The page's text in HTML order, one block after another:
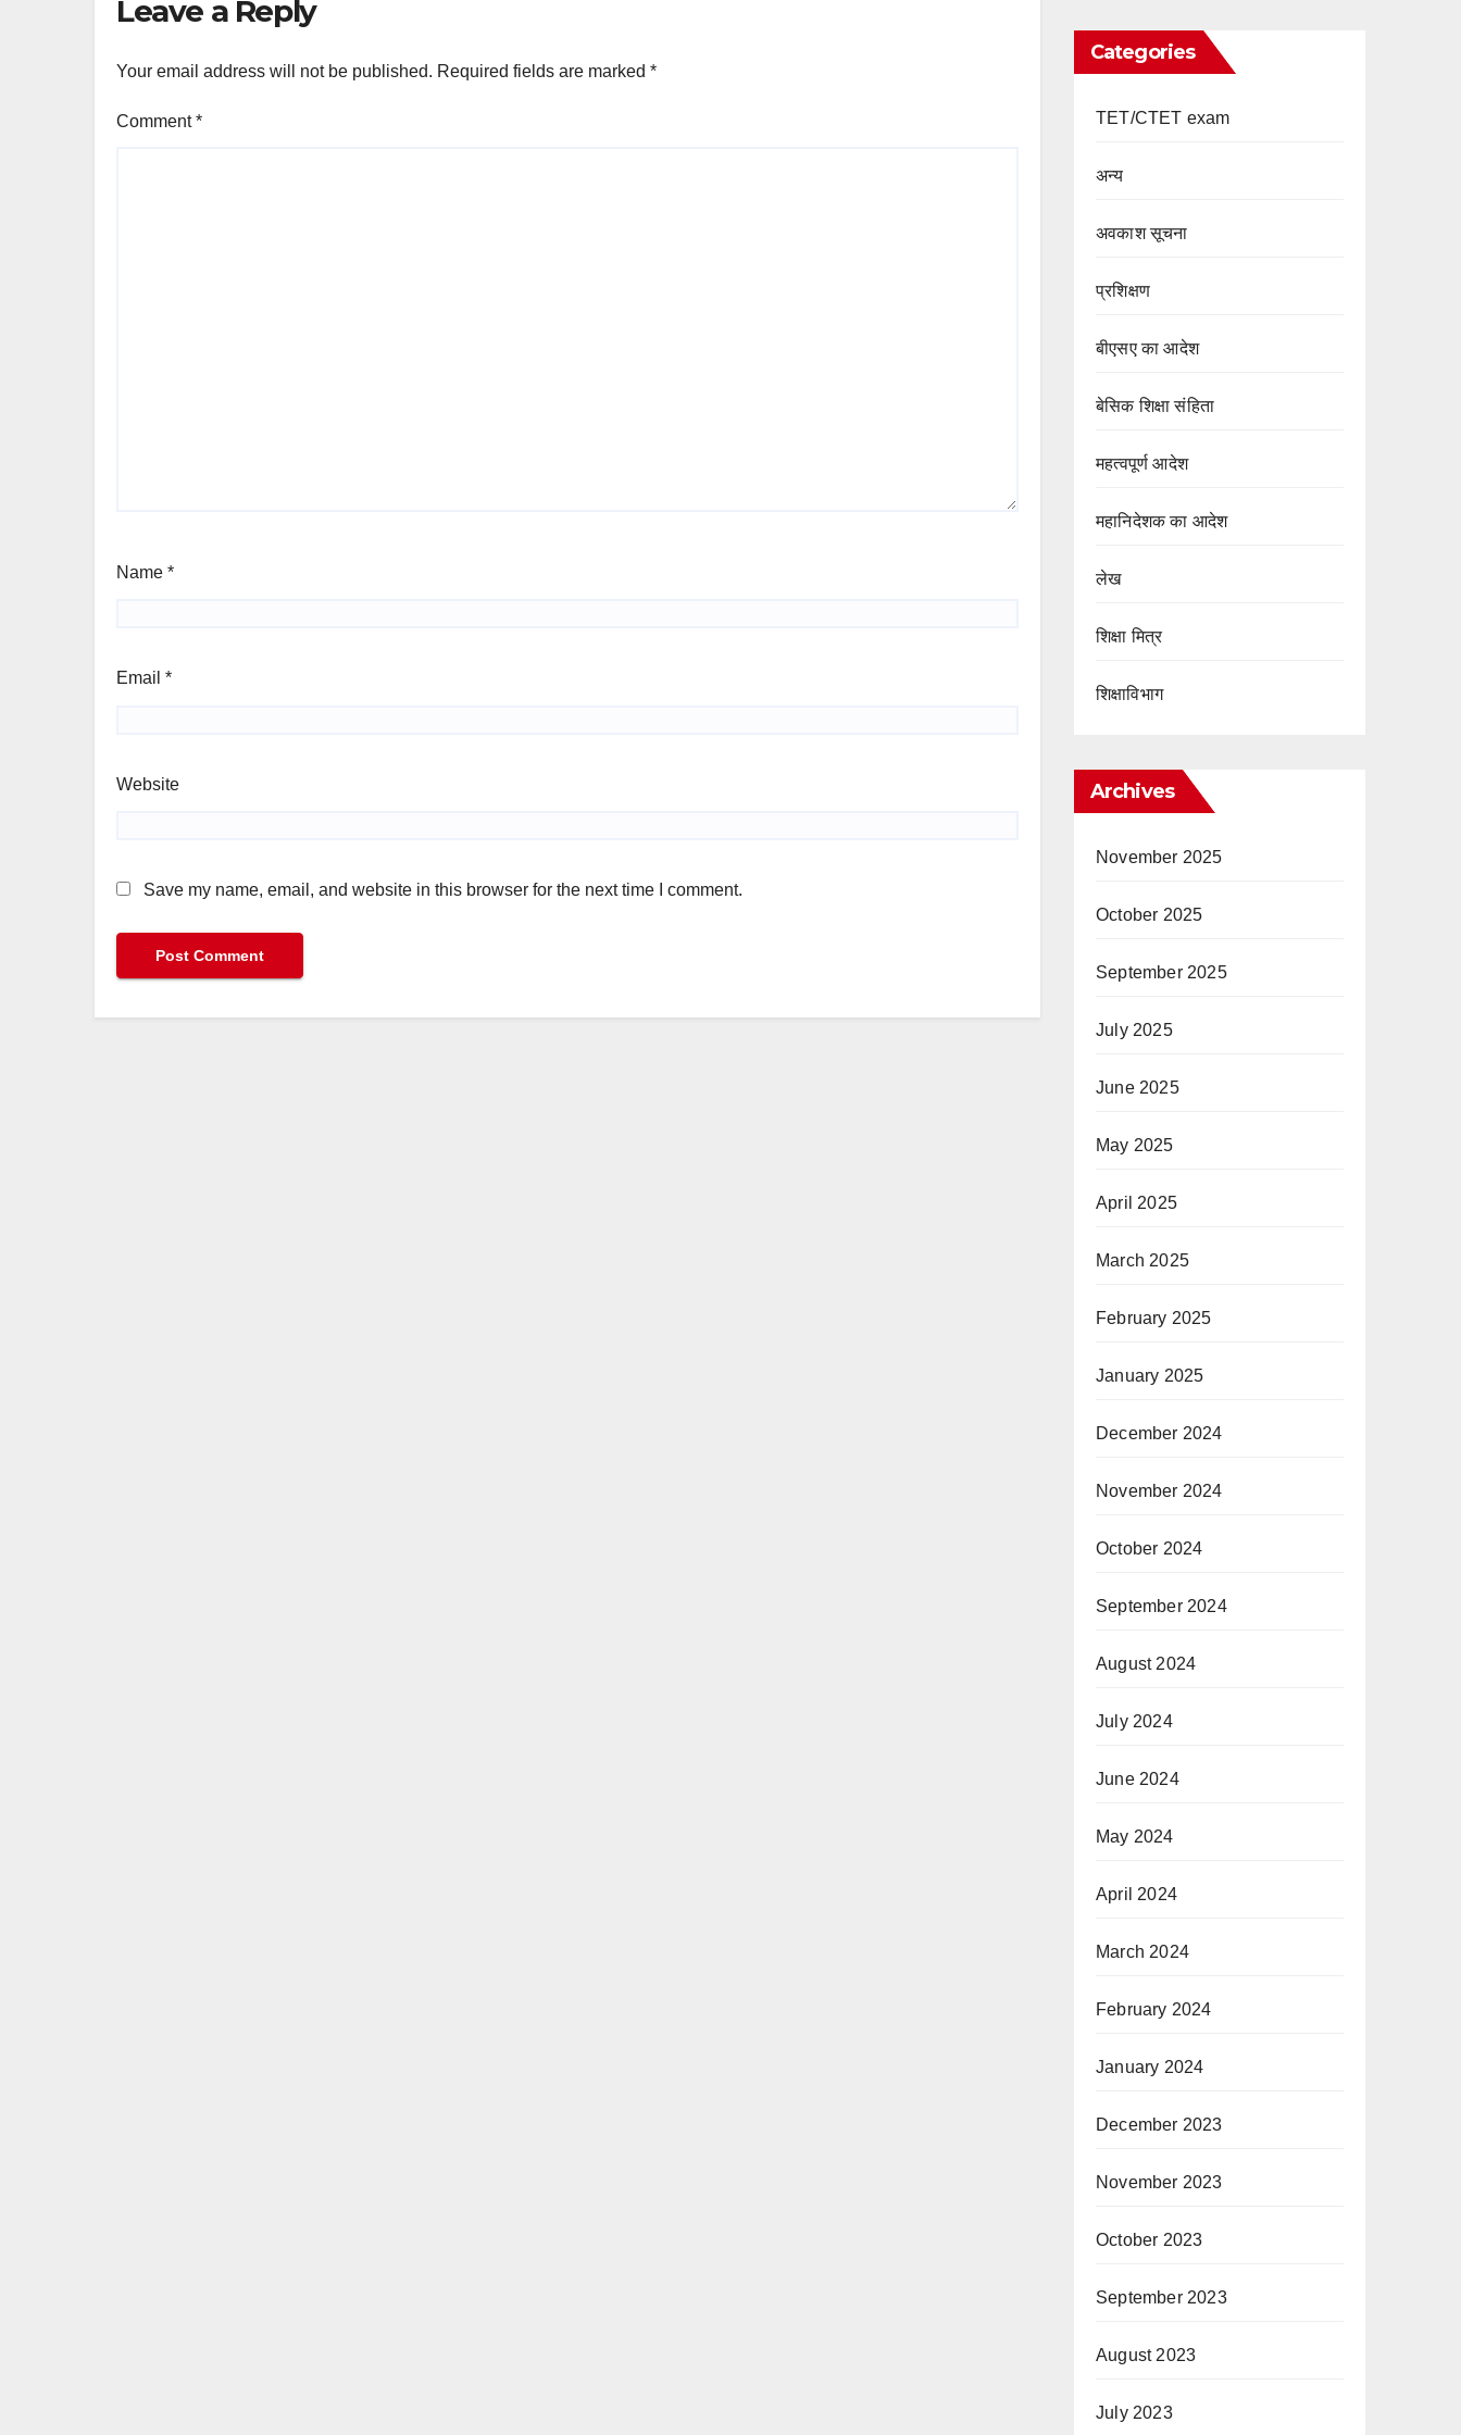
Leave a Reply
Your email address will not be published. Required fields are marked *
Comment*
Name *
Email *
Website
Save my name, email, and website in this browser for the next time I comment.
Categories
TET/CTET exam
अन्य
अवकाश सूचना
प्रशिक्षण
बीएसए का आदेश
बेसिक शिक्षा संहिता
महत्वपूर्ण आदेश
महानिदेशक का आदेश
लेख
शिक्षा मित्र
शिक्षाविभाग
Archives
November 2025
October 2025
September 2025
July 2025
June 2025
May 2025
April 2025
March 2025
February 2025
January 2025
December 2024
November 2024
October 2024
September 2024
August 2024
July 2024
June 2024
May 2024
April 2024
March 2024
February 2024
January 2024
December 2023
November 2023
October 2023
September 2023
August 2023
July 2023